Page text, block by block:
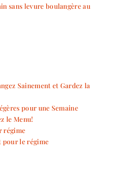
sans levure boulangère au
Sainement et Gardez la
pour une Semaine
le Menu!
régime
pour le régime